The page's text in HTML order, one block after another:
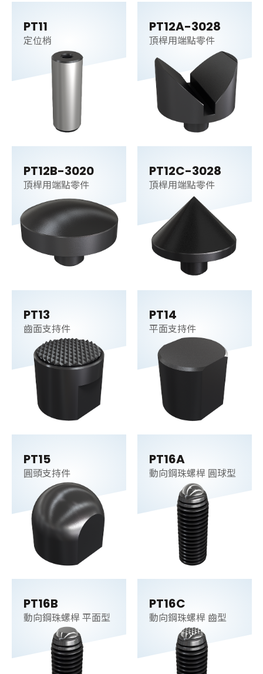
PT11
定位梢
PT12A-3028
頂桿用端點零件
PT12B-3020
頂桿用端點零件
PT12C-3028
頂桿用端點零件
PT13
齒面支持件
PT14
平面支持件
PT15
圓頭支持件
PT16A
動向鋼珠螺桿 圓球型
PT16B
動向鋼珠螺桿 平面型
PT16C
動向鋼珠螺桿 齒型